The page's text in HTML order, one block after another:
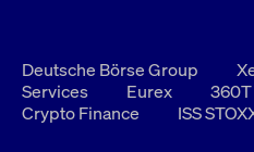
Deutsche Börse Group
Services
Eurex 360T
Crypto Finance
ISS